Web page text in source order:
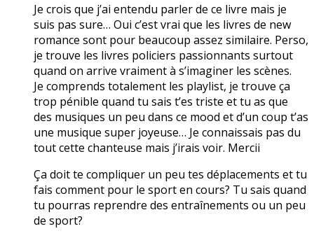
Je crois que j’ai entendu parler de ce livre mais je
suis pas sure… Oui c’est vrai que les livres de new
romance sont pour beaucoup assez similaire. Perso,
je trouve les livres policiers passionnants surtout
quand on arrive vraiment à s’imaginer les scènes.
Je comprends totalement les playlist, je trouve ça
trop pénible quand tu sais t’es triste et tu as que
des musiques un peu dans ce mood et d’un coup t’as
une musique super joyeuse… Je connaissais pas du
tout cette chanteuse mais j’irais voir. Mercii
Ça doit te compliquer un peu tes déplacements et tu
fais comment pour le sport en cours? Tu sais quand
tu pourras reprendre des entraînements ou un peu
de sport?